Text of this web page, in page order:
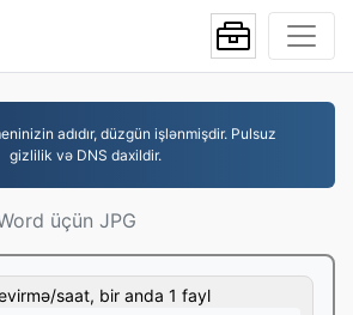
adıdır, düzgün işlənmişdir. Pulsuz
gizlilik və DNS daxildir.
üçün JPG
saat, bir anda 1 fayl